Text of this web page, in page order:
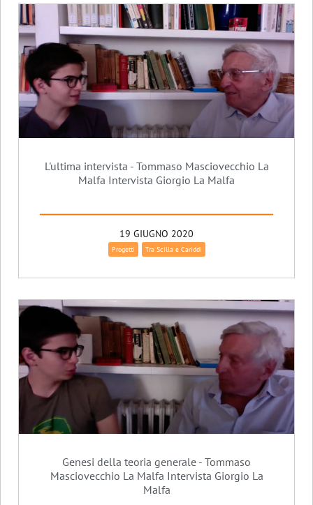
L'ultima intervista - Tommaso Masciovecchio La
Malfa Intervista Giorgio La Malfa
19 GIUGNO 2020
Progetti Tra Scilla e Cariddi
Genesi della teoria generale - Tommaso
Masciovecchio La Malfa Intervista Giorgio La
Malfa